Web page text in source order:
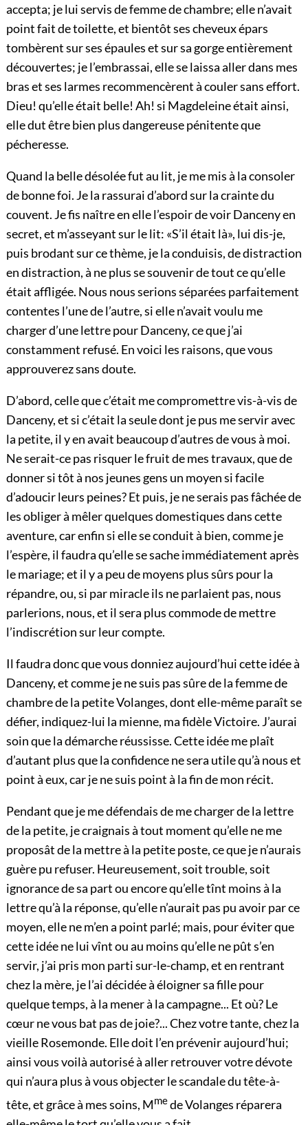
accepta; je lui servis de femme de chambre; elle n’avait
point fait de toilette, et bientôt ses cheveux épars
tombèrent sur ses épaules et sur sa gorge entièrement
découvertes; je l’embrassai, elle se laissa aller dans mes
bras et ses larmes recommencèrent à couler sans effort.
Dieu! qu’elle était belle! Ah! si Magdeleine était ainsi,
elle dut être bien plus dangereuse pénitente que
pécheresse.
Quand la belle désolée fut au lit, je me mis à la consoler
de bonne foi. Je la rassurai d’abord sur la crainte du
couvent. Je fis naître en elle l’espoir de voir Danceny en
secret, et m’asseyant sur le lit: «S’il était là», lui dis-je,
puis brodant sur ce thème, je la conduisis, de distraction
en distraction, à ne plus se souvenir de tout ce qu’elle
était affligée. Nous nous serions séparées parfaitement
contentes l’une de l’autre, si elle n’avait voulu me
charger d’une lettre pour Danceny, ce que j’ai
constamment refusé. En voici les raisons, que vous
approuverez sans doute.
D’abord, celle que c’était me compromettre vis-à-vis de
Danceny, et si c’était la seule dont je pus me servir avec
la petite, il y en avait beaucoup d’autres de vous à moi.
Ne serait-ce pas risquer le fruit de mes travaux, que de
donner si tôt à nos jeunes gens un moyen si facile
d’adoucir leurs peines? Et puis, je ne serais pas fâchée de
les obliger à mêler quelques domestiques dans cette
aventure, car enfin si elle se conduit à bien, comme je
l’espère, il faudra qu’elle se sache immédiatement après
le mariage; et il y a peu de moyens plus sûrs pour la
répandre, ou, si par miracle ils ne parlaient pas, nous
parlerions, nous, et il sera plus commode de mettre
l’indiscrétion sur leur compte.
Il faudra donc que vous donniez aujourd’hui cette idée à
Danceny, et comme je ne suis pas sûre de la femme de
chambre de la petite Volanges, dont elle-même paraît se
défier, indiquez-lui la mienne, ma fidèle Victoire. J’aurai
soin que la démarche réussisse. Cette idée me plaît
d’autant plus que la confidencene sera utile qu’à nous et
point à eux, car je ne suis point à la fin de mon récit.
Pendant que je me défendais de me charger de la lettre
de la petite, je craignais à tout moment qu’elle ne me
proposât de la mettre à la petite poste, ce que je n’aurais
guère pu refuser. Heureusement, soit trouble, soit
ignorance de sa part ou encore qu’elle tînt moins à la
lettre qu’à la réponse, qu’elle n’aurait pas pu avoir par ce
moyen, elle ne m’en a point parlé; mais, pour éviter que
cette idée ne lui vînt ou au moins qu’elle ne pût s’en
servir, j’ai pris mon parti sur-le-champ, et en rentrant
chez la mère, je l’ai décidée à éloigner sa fille pour
quelque temps, à la mener à la campagne... Et où? Le
cœur ne vous bat pas de joie?... Chez votre tante, chez la
vieille Rosemonde. Elle doit l’en prévenir aujourd’hui;
ainsi vous voilà autorisé à aller retrouver votre dévote
qui n’aura plus à vous objecter le scandale du tête-à-
tête, et grâce à mes soins, Mmede Volanges réparera